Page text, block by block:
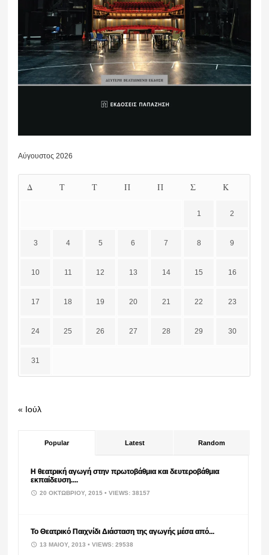
Αύγουστος 2026
Δ Τ Τ Π Π Σ Κ
1 2
3 4 5 6 7 8 9
10 11 12 13 14 15 16
17 18 19 20 21 22 23
24 25 26 27 28 29 30
31
« Ιούλ
Popular Latest Random
Η θεατρική αγωγή στην πρωτοβάθμια και δευτεροβάθμια
εκπαίδευση....
20 ΟΚΤΩΒΡΊΟΥ, 2015• VIEWS: 38157
Το Θεατρικό Παιχνίδι Διάσταση της αγωγής μέσα από...
13 ΜΑΪ́ΟΥ, 2013• VIEWS: 29538